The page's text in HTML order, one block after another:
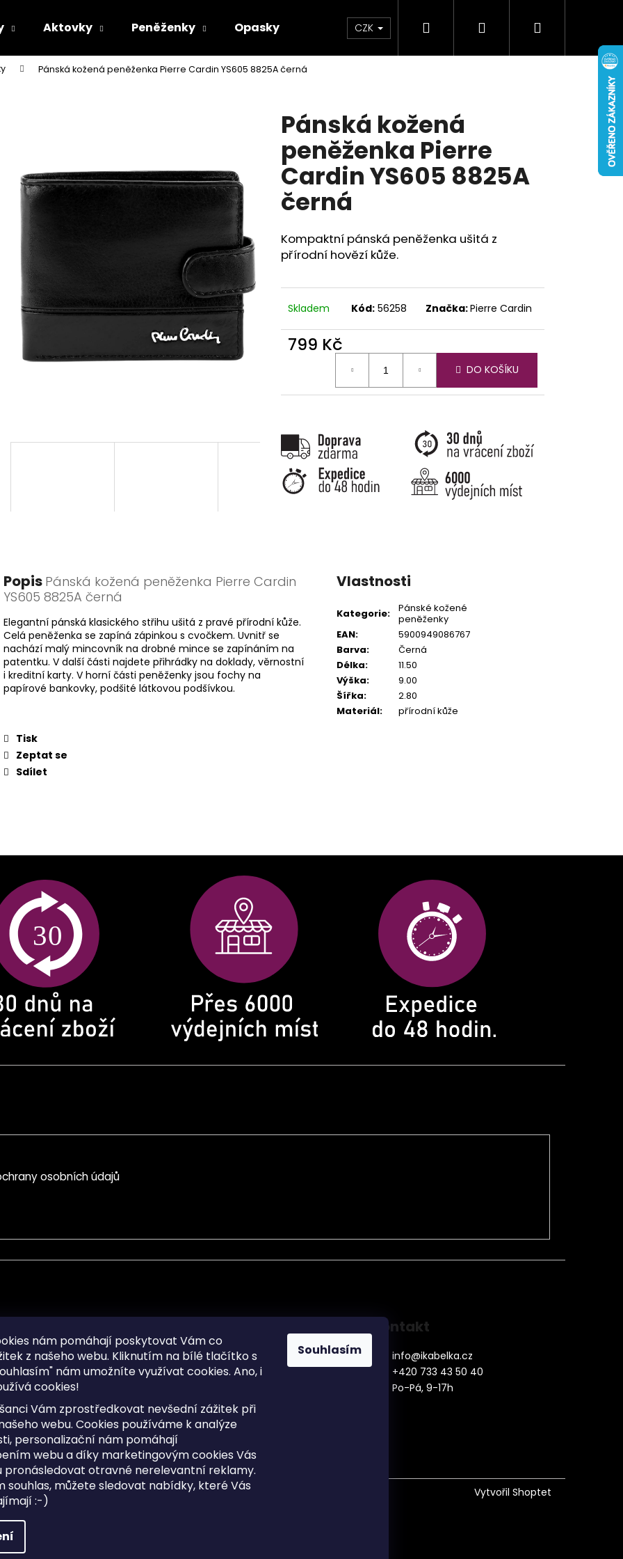
nám pomáhají poskytovat Vám co
z našeho webu. Kliknutím na bílé tlačítko s
nám umožníte využívat cookies. Ano, i
cookies!
Vám zprostředkovat nevšední zážitek při
webu. Cookies používáme k analýze
personalizační nám pomáhají
webu a díky marketingovým cookies Vás
pronásledovat otravné nerelevantní reklamy.
souhlas, můžete sledovat nabídky, které Vás
:-)
Souhlasím
Aktovky Peněženky Opasky Doplňky Novinky
CZK Hledat PřihlášeníNákupní
Pánská kožená peněženka Pierre Cardin YS605 8825A černá
Pánská kožená
peněženka Pierre
Cardin YS605 8825A
černá
Kompaktní pánská peněženka ušitá z
přírodní hovězí kůže.
Skladem Kód: 56258 Značka:Pierre Cardin
799 Kč
DO KOŠÍKU
Popis Pánská kožená peněženka Pierre Cardin
YS605 8825A černá
Elegantní pánská klasického střihu ušitá z pravé přírodní kůže.
Celá peněženka se zapíná zápinkou s cvočkem. Uvnitř se
nachází malý mincovník na drobné mince se zapínáním na
patentku. V další části najdete přihrádky na doklady, věrnostní
i kreditní karty. V horní části peněženky jsou fochy na
papírové bankovky, podšité látkovou podšívkou.
Tisk
Zeptat se
Sdílet
Vlastnosti
Kategorie:
Pánské kožené
peněženky
EAN:
5900949086767
Barva:
Černá
Délka:
11.50
Výška:
9.00
Šířka:
2.80
Materiál: přírodní kůže
Co potřebujete najít?
Doporučujeme
osobních údajů
osobních údajů
dotazy
cookies
Sitemap
Doprava a Platba
Postup vrácení zboží ve 30 denní
lhůtě
Obchodní podmínky
Kontakt
info@ikabelka.cz
+420 733 43 50 40
Po-Pá, 9-17h
Vytvořil Shoptet
Upravit nastavení cookies